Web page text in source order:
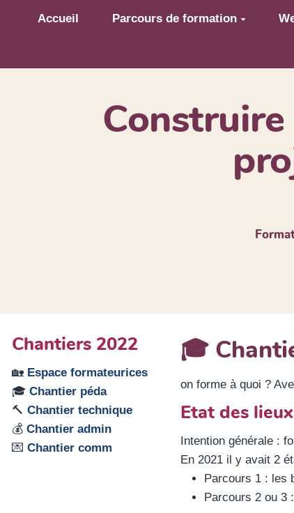
Aller au contenu principal
Accueil Parcours de formation
Chantiers 2022
🏡 Espace formateurices
🎓 Chantier péda
🔨 Chantier technique
💰 Chantier admin
💌 Chantier comm
🎓
on forme à quoi ?
Etat des
Intention générale :
En 2021 il y avait 2
Parcours 1 : les
Parcours 2 ou 3